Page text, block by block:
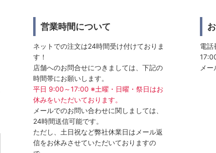
営業時間について
ネットでの注文は24時間受け付けておりま
す！
店舗へのお問合せにつきましては、下記の
時間帯にお願いします。
平日 9:00～17:00 ※土曜・日曜・祭日はお
休みをいただいております。
メールでのお問い合わせに関しましては、
24時間送信可能です。
ただし、土日祝など弊社休業日はメール返
信をお休みさせていただいておりますの
電
メー